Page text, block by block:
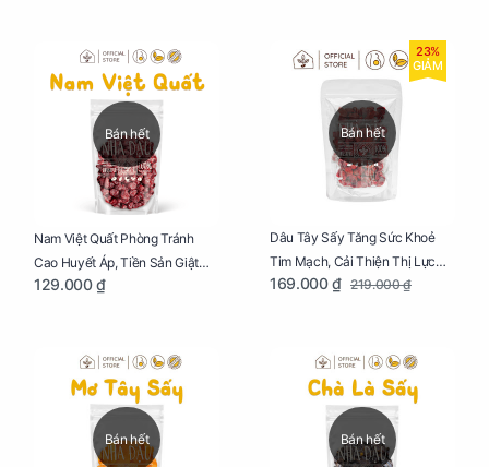
Bán hết
Nam Việt Quất Phòng Tránh
Cao Huyết Áp, Tiền Sản Giật
Cho Mẹ Bầu Túi 250g
129.000 ₫
Bán hết
23%
GIẢM
Dâu Tây Sấy Tăng Sức Khoẻ
Tim Mạch, Cải Thiện Thị Lực
Cho Mẹ Bầu Túi 250g
169.000 ₫ 219.000 ₫
Bán hết Bán hết